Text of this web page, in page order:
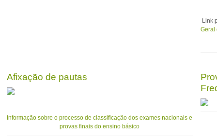
Link
Geral
Afixação de pautas
Informação sobre o processo de classificação dos exames nacionais e
provas finais do ensino básico